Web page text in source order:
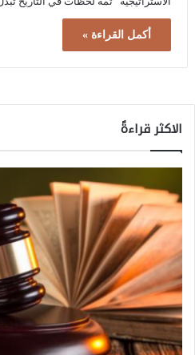
أكمل القراءة »
الاكثر قراءةً